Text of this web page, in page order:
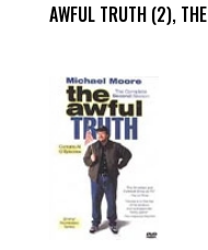
AWFUL TRUTH (2), THE